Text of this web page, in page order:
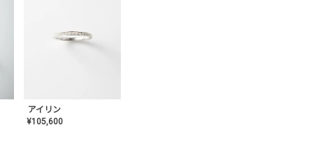
アイリン
¥105,600